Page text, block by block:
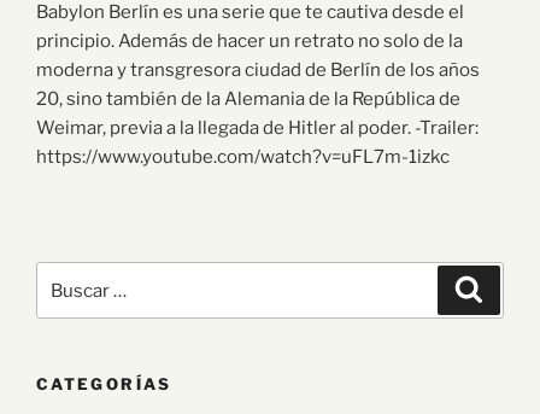
Babylon Berlín es una serie que te cautiva desde el
principio. Además de hacer un retrato no solo de la
moderna y transgresora ciudad de Berlín de los años
20, sino también de la Alemania de la República de
Weimar, previa a la llegada de Hitler al poder. -Trailer:
https://www.youtube.com/watch?v=uFL7m-1izkc
CATEGORÍAS